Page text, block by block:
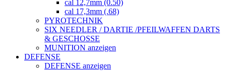
cal 12,7mm (0.50)
cal 17,3mm (.68)
PYROTECHNIK
SIX NEEDLER / DARTIE /PFEILWAFFEN DARTS
& GESCHOSSE
MUNITION anzeigen
DEFENSE
DEFENSE anzeigen